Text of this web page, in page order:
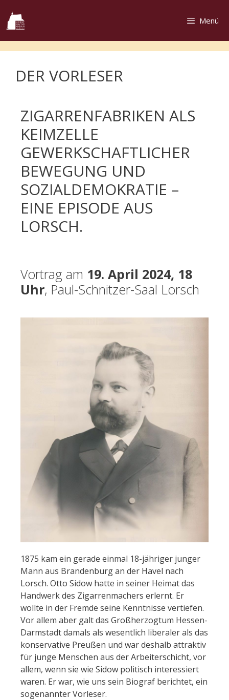
Menü
DER VORLESER
ZIGARRENFABRIKEN ALS
KEIMZELLE
GEWERKSCHAFTLICHER
BEWEGUNG UND
SOZIALDEMOKRATIE –
EINE EPISODE AUS
LORSCH.
Vortrag am 19. April 2024, 18
Uhr, Paul-Schnitzer-Saal Lorsch
1875 kam ein gerade einmal 18-jähriger junger
Mann aus Brandenburg an der Havel nach
Lorsch. Otto Sidow hatte in seiner Heimat das
Handwerk des Zigarrenmachers erlernt. Er
wollte in der Fremde seine Kenntnisse vertiefen.
Vor allem aber galt das Großherzogtum Hessen-
Darmstadt damals als wesentlich liberaler als das
konservative Preußen und war deshalb attraktiv
für junge Menschen aus der Arbeiterschicht, vor
allem, wenn sie wie Sidow politisch interessiert
waren. Er war, wie uns sein Biograf berichtet, ein
sogenannter Vorleser.